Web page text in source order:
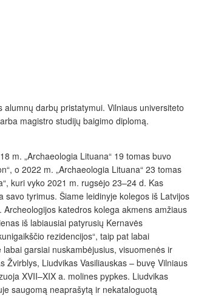
darbų pristatymui. Vilniaus universiteto
magistro studijų baigimo diplomą.
m. „Archaeologia Lituana“ 19 tomas buvo
o 2022 m. „Archaeologia Lituana“ 23 tomas
kuri vyko 2021 m. rugsėjo 23–24 d. Kas
tyrimus. Šiame leidinyje kolegos iš Latvijos
katedros kolega akmens amžiaus
iš labiausiai patyrusių Kernavės
rezidencijos“, taip pat labai
garsiai nuskambėjusius, visuomenės ir
Liudvikas Vasiliauskas – buvę Vilniaus
XVII–XIX a. molines pypkes. Liudvikas
saugomą neaprašytą ir nekataloguotą